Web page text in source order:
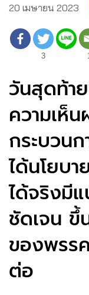
20 เมษายน 2023
3
วันสุดท้า
ความเห็น
กระบวน
ได้นโยบ
ได้จริงมี
ชัดเจน
ของพรร
ต่อ